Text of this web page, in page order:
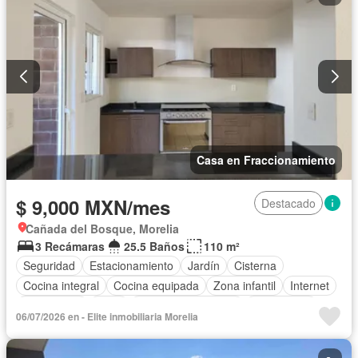
Casa en Fraccionamiento
$ 9,000 MXN/mes
Destacado
Cañada del Bosque, Morelia
3 Recámaras
25.5 Baños
110 m²
Seguridad
Estacionamiento Jardín
Cisterna
Cocina integral
Cocina equipada Zona infantil
Internet
Permite niños
Sin amueblar
06/07/2026 en - Elite inmobiliaria Morelia